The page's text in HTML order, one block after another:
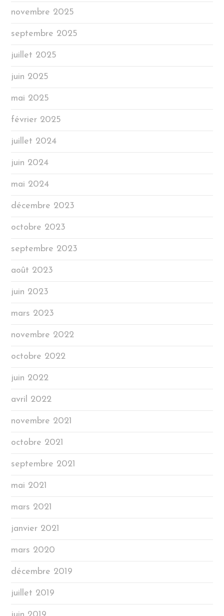
novembre 2025
septembre 2025
juillet 2025
juin 2025
mai 2025
février 2025
juillet 2024
juin 2024
mai 2024
décembre 2023
octobre 2023
septembre 2023
août 2023
juin 2023
mars 2023
novembre 2022
octobre 2022
juin 2022
avril 2022
novembre 2021
octobre 2021
septembre 2021
mai 2021
mars 2021
janvier 2021
mars 2020
décembre 2019
juillet 2019